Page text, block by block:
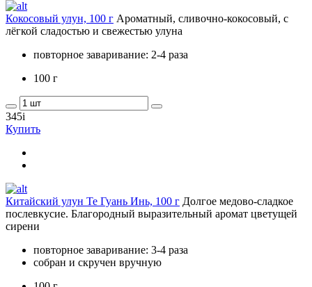
Кокосовый улун, 100 г Ароматный, сливочно-кокосовый, с
лёгкой сладостью и свежестью улуна
повторное заваривание: 2-4 раза
100 г
345i
Купить
Китайский улун Те Гуань Инь, 100 г Долгое медово-сладкое
послевкусие. Благородный выразительный аромат цветущей
сирени
повторное заваривание: 3-4 раза
собран и скручен вручную